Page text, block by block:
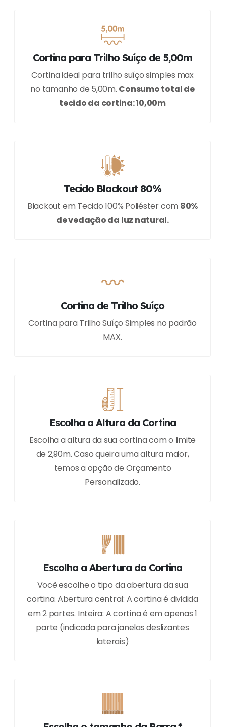
Cortina para Trilho Suíço de 5,00m
Cortina ideal para trilho suíço simples max
no tamanho de 5,00m. Consumo total de
tecido da cortina: 10,00m
Tecido Blackout 80%
Blackout em Tecido 100% Poliéster com 80%
de vedação da luz natural.
Cortina de Trilho Suíço
Cortina para Trilho Suíço Simples no padrão
MAX.
Escolha a Altura da Cortina
Escolha a altura da sua cortina com o limite
de 2,90m. Caso queira uma altura maior,
temos a opção de Orçamento
Personalizado.
Escolha a Abertura da Cortina
Você escolhe o tipo da abertura da sua
cortina. Abertura central: A cortina é dividida
em 2 partes. Inteira: A cortina é em apenas 1
parte (indicada para janelas deslizantes
laterais)